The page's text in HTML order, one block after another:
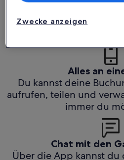
Unser Kundenservice
Alles an
Du kannst deine
aufrufen, teilen und
immer du
Chat mit den
Über die App kannst du
Zwecke anzeigen